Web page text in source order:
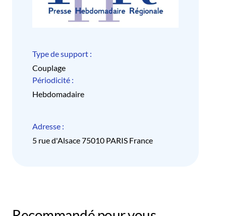
Type de support :
Couplage
Périodicité :
Hebdomadaire
Adresse :
5 rue d'Alsace 75010 PARIS France